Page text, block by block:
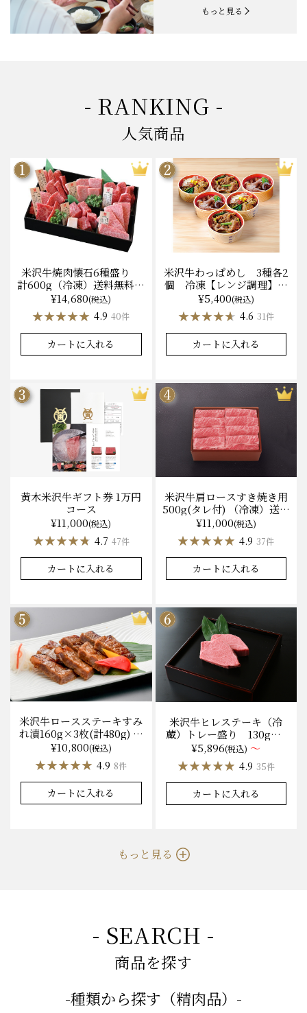
もっと見る
- RANKING -
人気商品
米沢牛焼肉懐石6種盛り
計600g（冷凍）送料無料
化粧箱入
¥14,680(税込)
★★★★★
★★★★★ 4.9 40件
カートに入れる
米沢牛わっぱめし 3種各2
個 冷凍【レンジ調理】化
粧箱入
¥5,400(税込)
★★★★★
★★★★★ 4.6 31件
カートに入れる
黄木米沢牛ギフト券 1万円
コース
¥11,000(税込)
★★★★★
★★★★★ 4.7 47件
カートに入れる
米沢牛肩ロースすき焼き用
500g(タレ付) （冷凍）送料
無料 化粧箱入
¥11,000(税込)
★★★★★
★★★★★ 4.9 37件
カートに入れる
米沢牛ロースステーキすみ
れ漬160g×3枚(計480g) 木
箱入 味噌酒粕漬け/冷蔵
送料無料
¥10,800(税込)
★★★★★
★★★★★ 4.9 8件
カートに入れる
米沢牛ヒレステーキ（冷
蔵）トレー盛り 130g×1
枚から量り売り
¥5,896(税込) ～
★★★★★
★★★★★ 4.9 35件
カートに入れる
もっと見る
- SEARCH -
商品を探す
-種類から探す（精肉品）-